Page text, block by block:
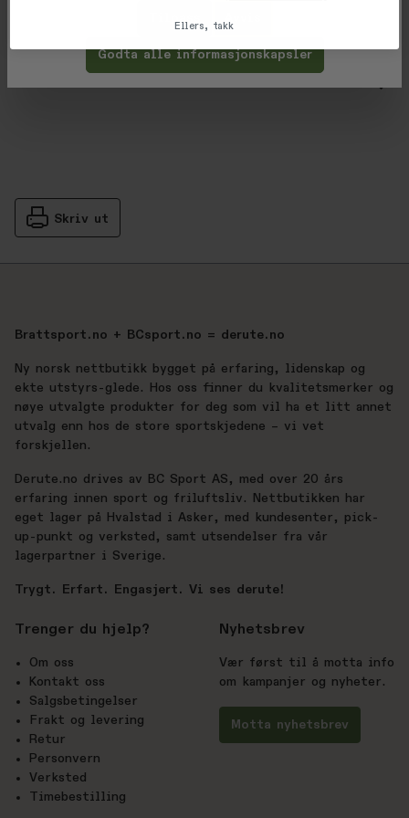
Gjennomsnittsvurdering:
Skriv ut
Brattsport.no + BCsport.no = derute.no
Ny norsk nettbutikk bygget på erfaring, lidenskap og
ekte utstyrs-glede. Hos oss finner du kvalitetsmerker og
nøye utvalgte produkter for deg som vil ha et litt annet
utvalg enn hos de store sportskjedene – vi vet
forskjellen.
Derute.no drives av BC Sport AS, med over 20 års
erfaring innen sport og friluftsliv. Nettbutikken har
eget lager på Hvalstad i Asker, med kundesenter, pick-
up-punkt og verksted, samt utsendelser fra vår
lagerpartner i Sverige.
Trygt. Erfart. Engasjert. Vi ses derute!
Trenger du hjelp?
Om oss
Kontakt oss
Salgsbetingelser
Frakt og levering
Retur
Personvern
Verksted
Timebestilling
Nyhetsbrev
Vær først til å motta info
om kampanjer og nyheter.
Motta nyhetsbrev
Godta alle informasjonskapsler
Ellers, takk